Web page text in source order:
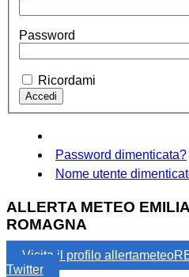
Password
Ricordami
Password dimenticata?
Nome utente
ALLERTA METEO EMILIA
ROMAGNA
Visita il profilo
Twitter